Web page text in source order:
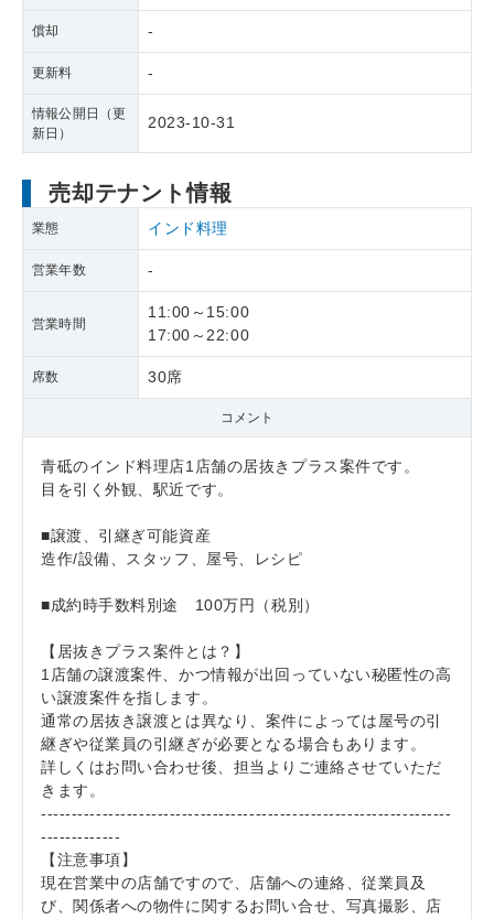
償却 -
更新料 -
情報公開日（更
新日）
2023-10-31
売却テナント情報
業態 インド料理
営業年数 -
営業時間
11:00～15:00
17:00～22:00
席数 30席
コメント
青砥のインド料理店1店舗の居抜きプラス案件です。
目を引く外観、駅近です。
■譲渡、引継ぎ可能資産
造作/設備、スタッフ、屋号、レシピ
■成約時手数料別途 100万円（税別）
【居抜きプラス案件とは？】
1店舗の譲渡案件、かつ情報が出回っていない秘匿性の高
い譲渡案件を指します。
通常の居抜き譲渡とは異なり、案件によっては屋号の引
継ぎや従業員の引継ぎが必要となる場合もあります。
詳しくはお問い合わせ後、担当よりご連絡させていただ
きます。
-------------------------------------------------------------------
-------------
【注意事項】
現在営業中の店舗ですので、店舗への連絡、従業員及
び、関係者への物件に関するお問い合せ、写真撮影、店